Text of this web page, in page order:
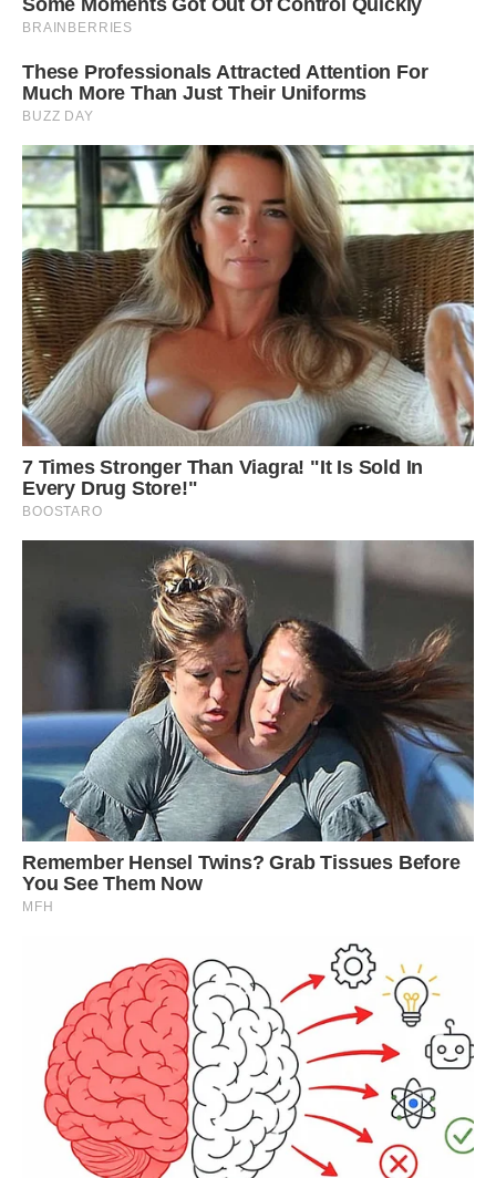
– Ти про це? – Вона виставила з-під столу ніжку, щоб я
ще раз помилувалася витонченим взуттям.
– Обожнюю ходити по магазинам. І часто просто не можу
втриматися, щоб не побалувати себе чимось таким себе…
Зрештою, жінка я чи ні? Маю право. До речі, – вона
критично оглянула мій сірий діловий піджак. – Тобі теж не
завадило б оновити гардероб.
– Над нами кредит висить, – зітхнула я. – Ігор не
дозволяє мені навіть близько підходити до магазинів з
одягом.
– Ти ходиш по магазинах з чоловіком ?! – дзвінко
розсміялася Марічка.
– Велику дурість важко придумати. Мужики і шопінг, як
обідню перерву пробіжимось по “Каравану”?
– У мене грошей з собою немає.
– А ми просто на екскурсію. Так би мовити, з ознайомчою